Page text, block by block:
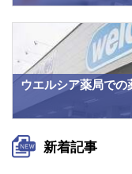
ウエルシア薬局での
新着記事